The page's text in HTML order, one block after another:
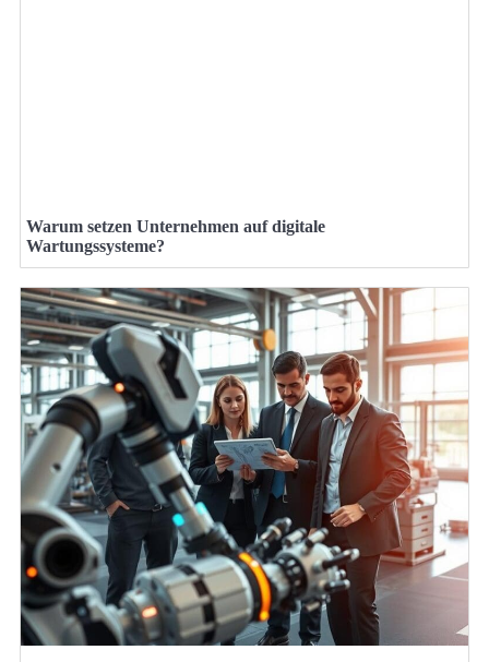
Warum setzen Unternehmen auf digitale
Wartungssysteme?